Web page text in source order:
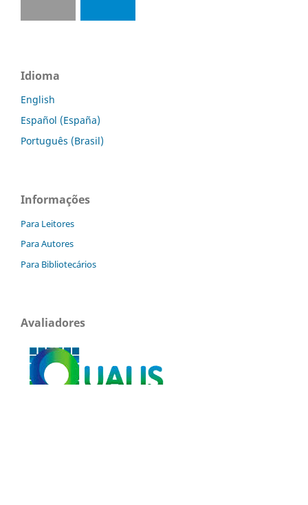
Idioma
English
Español (España)
Português (Brasil)
Informações
Para Leitores
Para Autores
Para Bibliotecários
Avaliadores